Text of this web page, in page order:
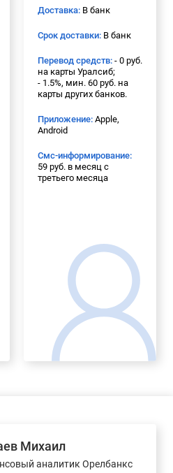
Доставка: В банк
Срок доставки: В банк
Перевод средств: - 0 руб.
на карты Уралсиб;
- 1.5%, мин. 60 руб. на
карты других банков.
Приложение: Apple,
Android
Смс-информирование:
59 руб. в месяц с
третьего месяца
Михаил
аналитик Орелбанкс